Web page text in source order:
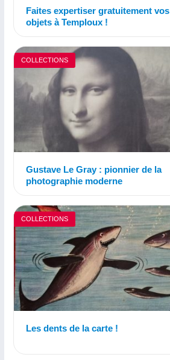
Faites expertiser gratuitement vos
objets à Temploux !
COLLECTIONS
Gustave Le Gray : pionnier de la
photographie moderne
COLLECTIONS
Les dents de la carte !